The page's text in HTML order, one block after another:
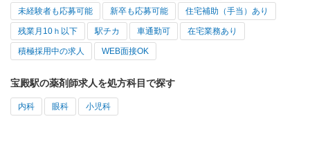
未経験者も応募可能 新卒も応募可能 住宅補助（手当）あり
残業月10ｈ以下 駅チカ 車通勤可 在宅業務あり
積極採用中の求人 WEB面接OK
宝殿駅の薬剤師求人を処方科目で探す
内科 眼科 小児科